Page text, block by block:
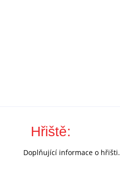
Hřiště:
Doplňující informace o hřišti.